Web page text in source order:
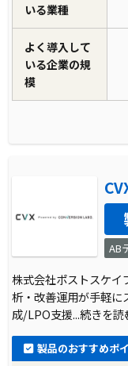
いる業種
よく導入して
いる企業の規
模
AB
株式会社ポストスケイ
析・改善運用が手軽に
成/LPO支援...続きを読
製品のおすすめポ